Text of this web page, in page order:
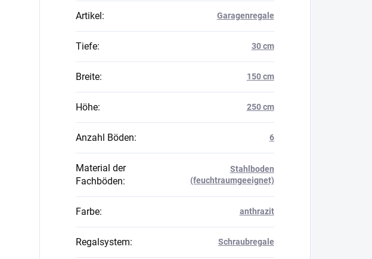
Artikel: Garagenregale
Tiefe: 30 cm
Breite: 150 cm
Höhe: 250 cm
Anzahl Böden: 6
Material der
Fachböden:
Stahlboden
(feuchtraumgeeignet)
Farbe: anthrazit
Regalsystem: Schraubregale